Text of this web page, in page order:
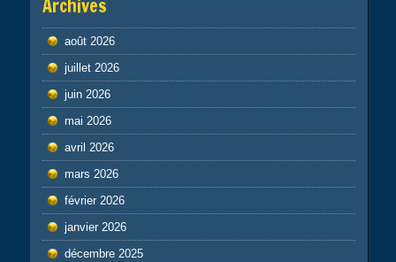
Archives
août 2026
juillet 2026
juin 2026
mai 2026
avril 2026
mars 2026
février 2026
janvier 2026
décembre 2025